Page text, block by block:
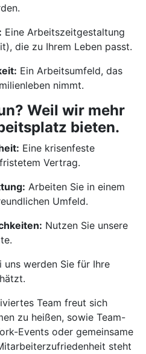
Eine Arbeitszeitgestaltung
die zu Ihrem Leben passt.
Ein Arbeitsumfeld, das
nimmt.
Weil wir mehr
bieten.
Eine krisenfeste
Vertrag.
Arbeiten Sie in einem
Umfeld.
Nutzen Sie unsere
uns werden Sie für Ihre
Team freut sich
zu heißen, sowie Team-
Events oder gemeinsame
steht